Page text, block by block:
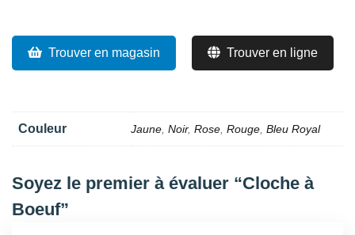
Trouver en magasin Trouver en ligne
Couleur Jaune Noir, Rose Rouge Bleu Royal
Soyez le premier à évaluer “Cloche à
Boeuf”